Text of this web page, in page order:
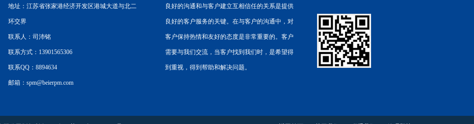
地址：江苏省张家港经济开发区港城大道与北二
环交界
联系人：司沛铭
联系方式：13901565306
联系QQ：8894634
邮箱：spm@beierpm.com
良好的沟通和与客户建立互相信任的关系是提供
良好的客户服务的关键。在与客户的沟通中，对
客户保持热情和友好的态度是非常重要的。客户
需要与我们交流，当客户找到我们时，是希望得
到重视，得到帮助和解决问题。